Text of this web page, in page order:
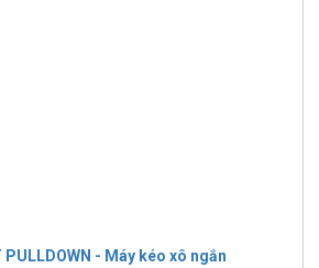
PULLDOWN - Máy kéo xô ngắn